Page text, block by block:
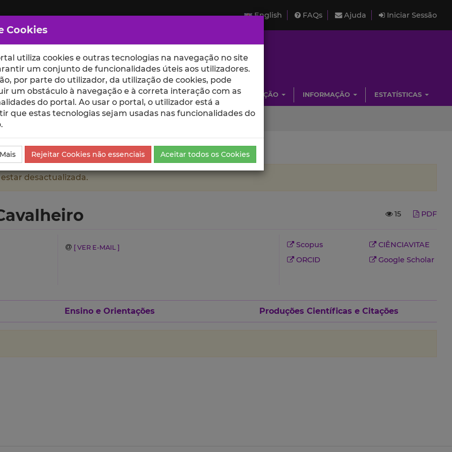
English FAQs Ajuda Iniciar Sessão
ESCOLAS UNIDADES INVESTIGAÇÃO INFORMAÇÃO ESTATÍSTICAS
Currículo
desactualizada.
15 PDF
[ VER E-MAIL ] Scopus
CIÊNCIAVITAE
ORCID
Google Scholar
Ensino e Orientações Produções Científicas e Citações
Cookies
utiliza cookies e outras tecnologias na navegação no site
um conjunto de funcionalidades úteis aos utilizadores.
por parte do utilizador, da utilização de cookies, pode
um obstáculo à navegação e à correta interação com as
do portal. Ao usar o portal, o utilizador está a
que estas tecnologias sejam usadas nas funcionalidades do
Rejeitar Cookies não essenciais Aceitar todos os Cookies